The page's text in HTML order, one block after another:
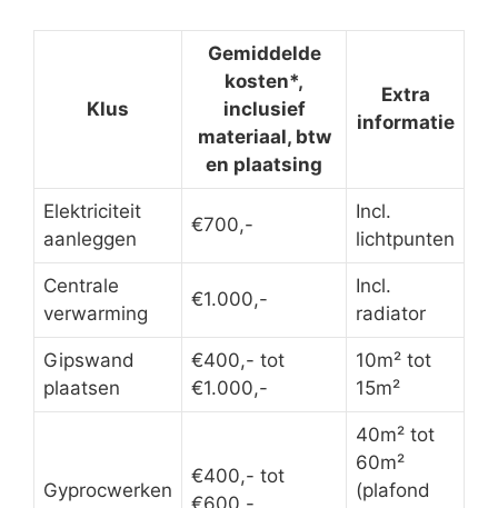
Klus
Gemiddelde
kosten*,
inclusief
materiaal, btw
en plaatsing
Extra
informatie
Elektriciteit
aanleggen
€700,-
Incl.
lichtpunten
Centrale
verwarming
€1.000,-
Incl.
radiator
Gipswand
plaatsen
€400,- tot
€1.000,-
10m² tot
15m²
Gyprocwerken
€400,- tot
40m² tot
60m²
(plafond